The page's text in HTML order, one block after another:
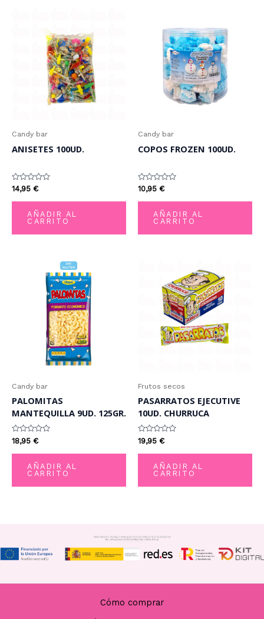
Candy bar
ANISETES 100UD.
Valorado
con
0
14,95 €
AÑADIR AL
CARRITO
Candy bar
COPOS FROZEN 100UD.
Valorado
con
0
10,95 €
AÑADIR AL
CARRITO
Candy bar
PALOMITAS
MANTEQUILLA 9UD. 125GR.
Valorado
con
0
18,95 €
AÑADIR AL
CARRITO
Frutos secos
PASARRATOS EJECUTIVE
10UD. CHURRUCA
Valorado
con
0
19,95 €
AÑADIR AL
CARRITO
Cómo comprar